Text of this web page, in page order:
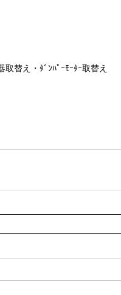
替え・ﾀﾞﾝﾊﾟｰﾓｰﾀｰ取替え